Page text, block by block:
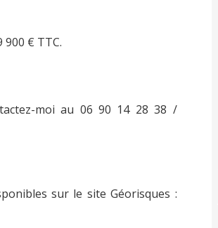
€ TTC.
moi au 06 90 14 28 38 /
sur le site Géorisques :